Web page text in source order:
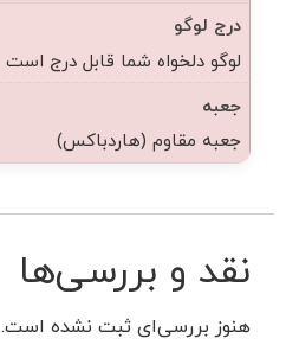
درج لوگو
لوگو دلخواه شما قابل درج است
جعبه
جعبه مقاوم (هاردباکس)
نقد و بررسی‌ها
هنوز بررسی‌ای ثبت نشده است.